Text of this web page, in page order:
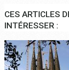
CES ARTICLES
INTÉRESSER :